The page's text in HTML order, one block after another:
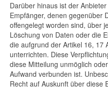
Darüber hinaus ist der
Empfänger, denen gegenüber
offengelegt worden sind, über
Löschung von Daten oder die
die aufgrund der Artikel 16, 17
unterrichten. Diese
diese Mitteilung unmöglich
Aufwand verbunden ist.
Recht auf Auskunft über diese